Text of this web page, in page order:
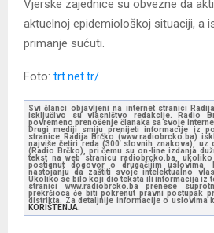
Vjerske zajednice su obvezne da
aktuelnoj epidemiološkoj situaciji, a
primanje sućuti.
Foto: trt.net.tr/
Svi članci objavljeni na internet stranici
isključivo su vlasništvo redakcije. Radio
povremeno prenošenje članaka sa svoje
Drugi mediji smiju prenijeti informacije iz
stranice Radija Brčko (www.radiobrcko.ba)
najviše četiri reda (300 slovnih znakova), uz
(Radio Brčko), pri čemu su on-line izdanja
tekst na web stranicu radiobrcko.ba,
postignut dogovor o drugačijim uslovima.
nastojanju da zaštiti svoje intelektualno
Ukoliko se bilo koji dio teksta ili informacija iz
stranici www.radiobrcko.ba prenese
prekršioca će biti pokrenut pravni postupak
distrikta. Za detaljnije informacije o uslovima
KORIŠTENJA.